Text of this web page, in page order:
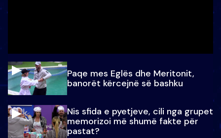
Paqe mes Eglës dhe Meritonit,
banorët kërcejnë së bashku
Nis sfida e pyetjeve, cili nga grupet
memorizoi më shumë fakte për
pastat?